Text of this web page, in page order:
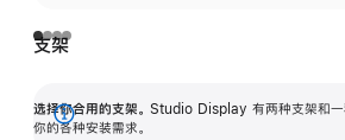
支架
选择你合用的支架。 Studio Display 有两种支架和一
你的各种安装需求。
展